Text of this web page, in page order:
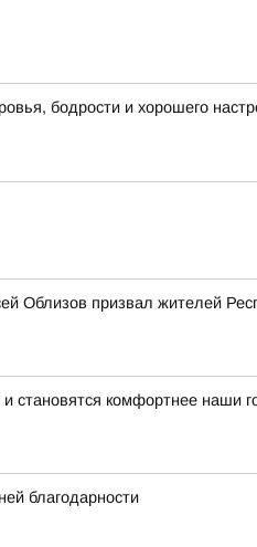
бодрости и хорошего
призвал жителей
становятся комфортнее наши
благодарности